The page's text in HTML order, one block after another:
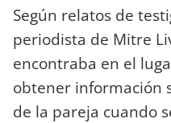
Según relatos de
periodista de Mitre
encontraba en el
obtener información
de la pareja cuando